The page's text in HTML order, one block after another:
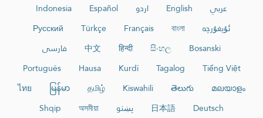
عربي English اردو Español
Indonesia
ئۇيغۇرچە
বাংলা
Français
Türkçe
Русский
Bosanski
සිංහල
हिन्दी
中文
فارسی
Tiếng Việt
Tagalog
Kurdî
Hausa
Português
മലയാളം
తెలుగు
Kiswahili
தமிழ்
မြန်မာ
ไทย
Deutsch
日本語 پښتو অসমীয়া
Shqip